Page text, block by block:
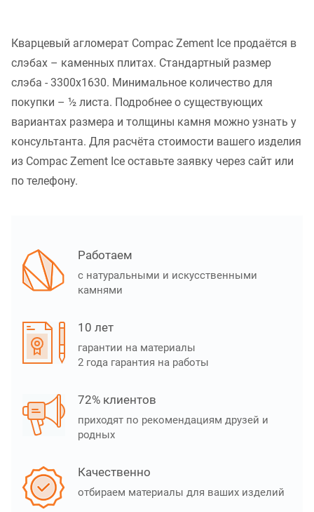
Кварцевый агломерат Compac Zement Ice продаётся в
слэбах – каменных плитах. Стандартный размер
слэба - 3300x1630. Минимальное количество для
покупки – ½ листа. Подробнее о существующих
вариантах размера и толщины камня можно узнать у
консультанта. Для расчёта стоимости вашего изделия
из Compac Zement Ice оставьте заявку через сайт или
по телефону.
Работаем
с натуральными и искусственными
камнями
10 лет
гарантии на материалы
2 года гарантия на работы
72% клиентов
приходят по рекомендациям друзей и
родных
Качественно
отбираем материалы для ваших изделий